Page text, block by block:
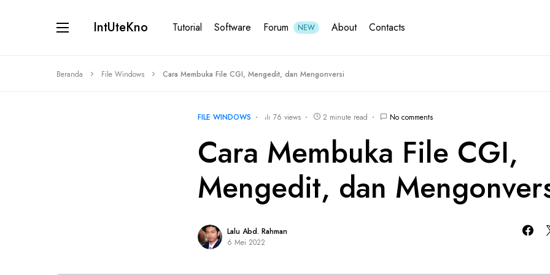
IntUteKno Tutorial Software Forum NEW About Contacts
Beranda File Windows Cara Membuka File CGI, Mengedit, dan Mengonversi
FILE WINDOWS 76 views 2 minute read No comments
Cara Membuka File CGI,
Mengedit, dan
Lalu Abd. Rahman
6 Mei 2022